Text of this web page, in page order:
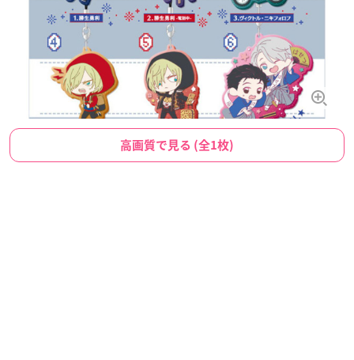
高画質で見る (全1枚)